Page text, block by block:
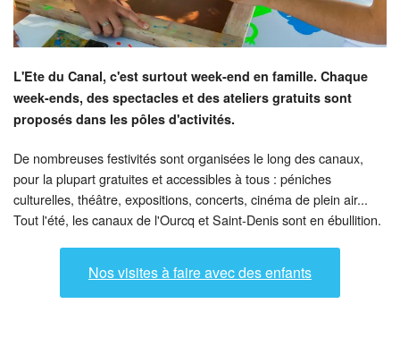
L'Ete du Canal, c'est surtout week-end en famille. Chaque
week-ends, des spectacles et des ateliers gratuits sont
proposés dans les pôles d'activités.
De nombreuses festivités sont organisées le long des canaux,
pour la plupart gratuites et accessibles à tous : péniches
culturelles, théâtre, expositions, concerts, cinéma de plein air...
Tout l'été, les canaux de l'Ourcq et Saint-Denis sont en ébullition.
Nos visites à faire avec des enfants